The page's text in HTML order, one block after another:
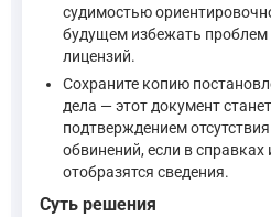
судимостью
будущем избежать проблем
лицензий.
Сохраните копию
дела — этот документ
подтверждением
обвинений, если в
отобразятся сведения.
Суть решения